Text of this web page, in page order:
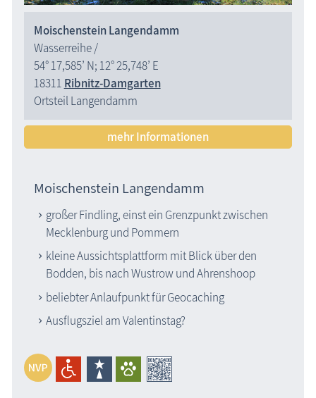
Moischenstein Langendamm
Wasserreihe /
54° 17,585’ N; 12° 25,748’ E
18311 Ribnitz-Damgarten
Ortsteil Langendamm
mehr Informationen
Moischenstein Langendamm
großer Findling, einst ein Grenzpunkt zwischen
Mecklenburg und Pommern
kleine Aussichtsplattform mit Blick über den
Bodden, bis nach Wustrow und Ahrenshoop
beliebter Anlaufpunkt für Geocaching
Ausflugsziel am Valentinstag?